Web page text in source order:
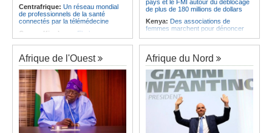
Centrafrique: Un réseau mondial
de professionnels de la santé
connectés par la télémédecine
Congo-Kinshasa: Ebola au pays -
Africa CDC mise sur les
communautés
Afrique Centrale:L'explosion de la
demande de viande de brousse
extermine la faune sauvage
Congo-Kinshasa:Après l'accord
avec une branche des FDLR, les
zones d'ombre persistent
Centrafrique: Un gendarme détenu
par le groupe armé AAKG retrouve
la liberté
pays et le FMI autour du déblocage
de plus de 180 millions de dollars
Kenya: Des associations de
femmes marchent pour dénoncer
Afrique:La CEA renforce les
capacités des parlementaires de
l'Afrique de l'Est
Congo-Kinshasa:
Après l'accord
avec une branche des FDLR, les
zones d'ombre persistent
Sud-Soudan:
Le pays à la croisée
des chemins, alerte l'ONU
Rwanda:Rome et Kigali discutent
d'une possible externalisation au
Afrique de l'Ouest Afrique du Nord